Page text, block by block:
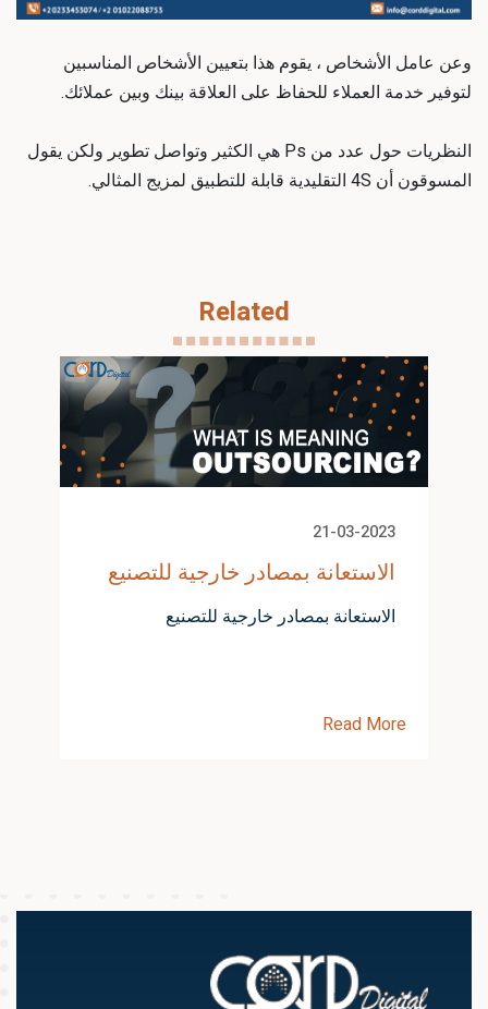
وعن عامل الأشخاص ، يقوم هذا بتعيين الأشخاص المناسبين
لتوفير خدمة العملاء للحفاظ على العلاقة بينك وبين عملائك.
النظريات حول عدد من Ps هي الكثير وتواصل تطوير ولكن يقول
المسوقون أن 4S التقليدية قابلة للتطبيق لمزيج المثالي.
Related
21-03-2023
الاستعانة بمصادر خارجية للتصنيع
الاستعانة بمصادر خارجية للتصنيع
Read More